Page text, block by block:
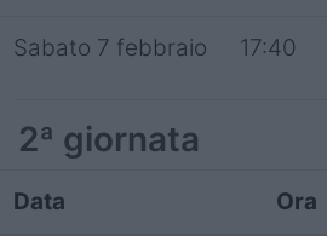
Sabato 7 febbraio 17:40
2ª giornata
Data Ora